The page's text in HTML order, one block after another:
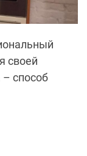
своей
способ